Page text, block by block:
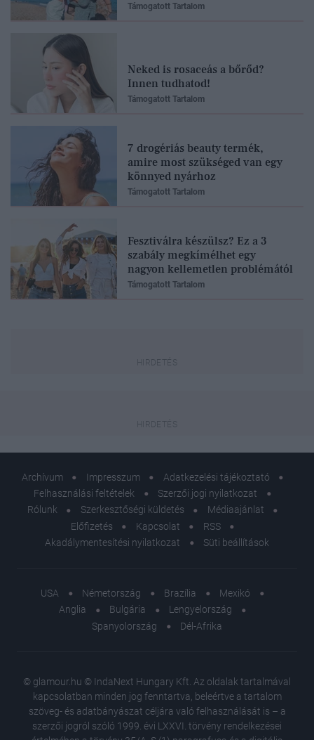
Támogatott Tartalom
Neked is rosaceás a bőrőd?
Innen tudhatod!
Támogatott Tartalom
7 drogériás beauty termék,
amire most szükséged van egy
könnyed nyárhoz
Támogatott Tartalom
Fesztiválra készülsz? Ez a 3
szabály megkímélhet egy
nagyon kellemetlen problémától
Támogatott Tartalom
Archívum Impresszum
Adatkezelési tájékoztató
Felhasználási feltételek
Szerzői jogi nyilatkozat
Rólunk
Szerkesztőségi küldetés
Médiaajánlat
Előfizetés
Kapcsolat
RSS
Akadálymentesítési nyilatkozat
Süti beállítások
USA Németország Brazília
Mexikó
Anglia
Bulgária
Lengyelország
Spanyolország
Dél-Afrika
© glamour.hu © IndaNext Hungary Kft. Az oldalak tartalmával
kapcsolatban minden jog fenntartva, beleértve a tartalom
szöveg- és adatbányászat céljára való felhasználását is – a
szerzői jogról szóló 1999. évi LXXVI. törvény rendelkezései